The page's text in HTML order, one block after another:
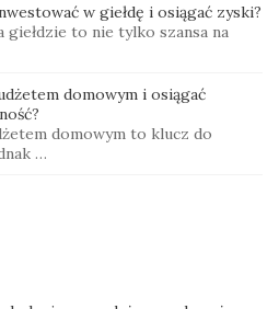
w giełdę i osiągać zyski?
giełdzie to nie tylko szansa na
domowym i osiągać
domowym to klucz do
…